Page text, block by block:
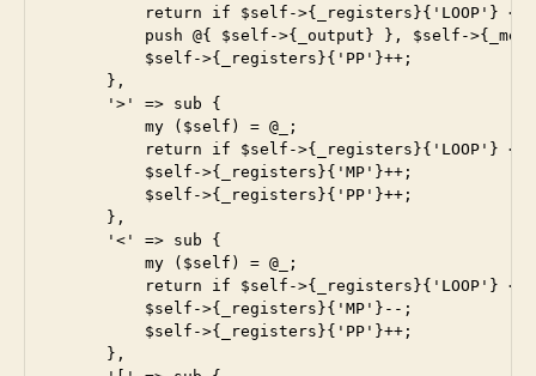
return if $self->{_registers}{'LOOP'} <
push @{ $self->{_output} }, $self-
          $self->{_registers}{'PP'}++;
      },
      '>' => sub {
          my ($self) = @_;
return if $self->{_registers}{'LOOP'} <
          $self->{_registers}{'MP'}++;
          $self->{_registers}{'PP'}++;
      },
      '<' => sub {
          my ($self) = @_;
return if $self->{_registers}{'LOOP'} <
          $self->{_registers}{'MP'}--;
          $self->{_registers}{'PP'}++;
      },